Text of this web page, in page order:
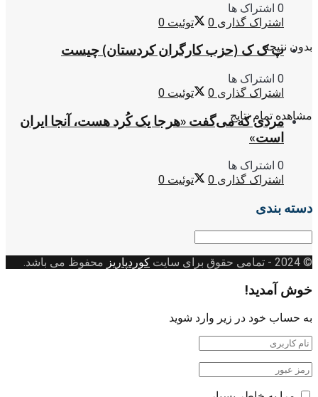
بدون نتیجه
مشاهده تمام نتایج
0 اشتراک ها
اشتراک گذاری 0 توئیت 0
پ ک ک (حزب کارگران کردستان) چیست
0 اشتراک ها
اشتراک گذاری 0 توئیت 0
مردی که می‌گفت «هرجا یک کُرد هست، آنجا ایران
است»
0 اشتراک ها
اشتراک گذاری 0 توئیت 0
دسته بندی
دسته
© 2024
- تمامی حقوق برای سایت کوردپاریز محفوظ می باشد.
خوش آمدید!
به حساب خود در زیر وارد شوید